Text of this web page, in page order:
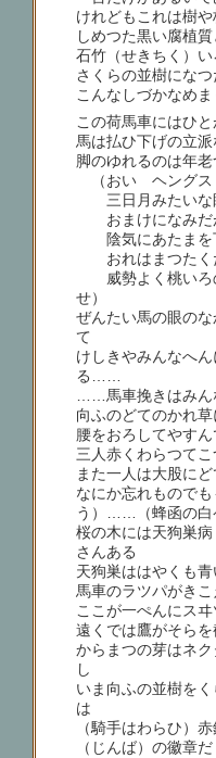
けれどもこれは樹
しめつた黒い腐植質
石竹（せきちく）
さくらの並樹にな
こんなしづかなめま
この荷馬車にはひ
馬は払ひ下げの立
脚のゆれるのは年
（おい ヘングス
三日月みたいな
おまけになみだ
陰気にあたまを
おれはまつたく
威勢よく桃いろ
せ）
ぜんたい馬の眼の
て
けしきやみんなへ
る……
……馬車挽きはみん
向ふのどてのかれ草
腰をおろしてやすん
三人赤くわらつて
また一人は大股に
なにか忘れもので
う）……（蜂函の白
桜の木には天狗巣
さんある
天狗巣ははやくも青
馬車のラツパがき
ここが一ぺんにス
遠くでは鷹がそら
からまつの芽はネ
し
いま向ふの並樹を
は
（騎手はわらひ）
（じんば）の徽章だ